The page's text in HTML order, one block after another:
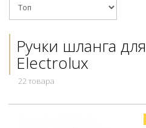
Ручки шланга
Electrolux
22 товара